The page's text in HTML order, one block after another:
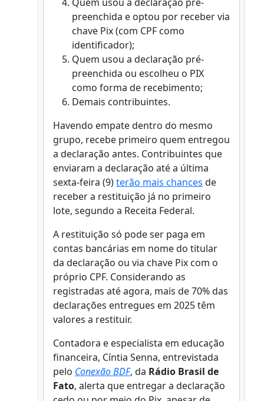
preenchida e optou por receber via
chave Pix (com CPF como
identificador);
Quem usou a declaração pré-
preenchida ou escolheu o PIX
como forma de recebimento;
Demais contribuintes.
Havendo empate dentro do mesmo
grupo, recebe primeiro quem entregou
a declaração antes. Contribuintes que
enviaram a declaração até a última
sexta-feira (9)terão mais chances de
receber a restituição já no primeiro
lote, segundo a Receita Federal.
A restituição só pode ser paga em
contas bancárias em nome do titular
da declaração ou via chave Pix com o
próprio CPF. Considerando as
registradas até agora, mais de 70% das
declarações entregues em 2025 têm
valores a restituir.
Contadora e especialista em educação
financeira, Cíntia Senna, entrevistada
pelo Conexão BDF, da Rádio Brasil de
Fato, alerta que entregar a declaração